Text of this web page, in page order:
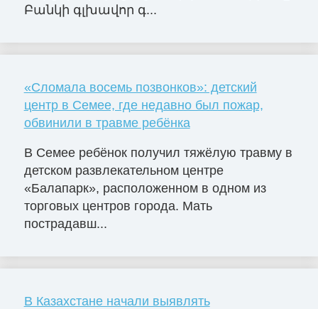
Բանկի գլխավոր գ...
«Сломала восемь позвонков»: детский
центр в Семее, где недавно был пожар,
обвинили в травме ребёнка
В Семее ребёнок получил тяжёлую травму в
детском развлекательном центре
«Балапарк», расположенном в одном из
торговых центров города. Мать
пострадавш...
В Казахстане начали выявлять